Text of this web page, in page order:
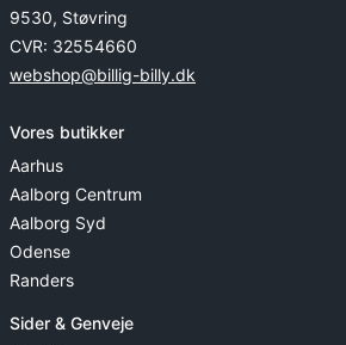
9530, Støvring
CVR: 32554660
webshop@billig-billy.dk
Vores butikker
Aarhus
Aalborg Centrum
Aalborg Syd
Odense
Randers
Sider & Genveje